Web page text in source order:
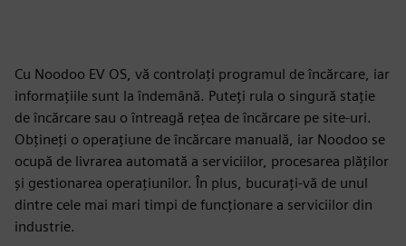
Cu Noodoo EV OS, vă controlați programul de încărcare, iar
informațiile sunt la îndemână. Puteți rula o singură stație
de încărcare sau o întreagă rețea de încărcare pe site-uri.
Obțineți o operațiune de încărcare manuală, iar Noodoo se
ocupă de livrarea automată a serviciilor, procesarea plăților
și gestionarea operațiunilor. În plus, bucurați-vă de unul
dintre cele mai mari timpi de funcționare a serviciilor din
industrie.